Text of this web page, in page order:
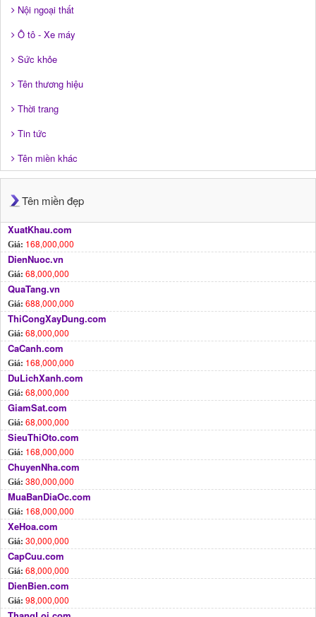
Nội ngoại thất
Ô tô - Xe máy
Sức khỏe
Tên thương hiệu
Thời trang
Tin tức
Tên miền khác
Tên miền đẹp
XuatKhau.com
Giá: 168,000,000
DienNuoc.vn
Giá: 68,000,000
QuaTang.vn
Giá: 688,000,000
ThiCongXayDung.com
Giá: 68,000,000
CaCanh.com
Giá: 168,000,000
DuLichXanh.com
Giá: 68,000,000
GiamSat.com
Giá: 68,000,000
SieuThiOto.com
Giá: 168,000,000
ChuyenNha.com
Giá: 380,000,000
MuaBanDiaOc.com
Giá: 168,000,000
XeHoa.com
Giá: 30,000,000
CapCuu.com
Giá: 68,000,000
DienBien.com
Giá: 98,000,000